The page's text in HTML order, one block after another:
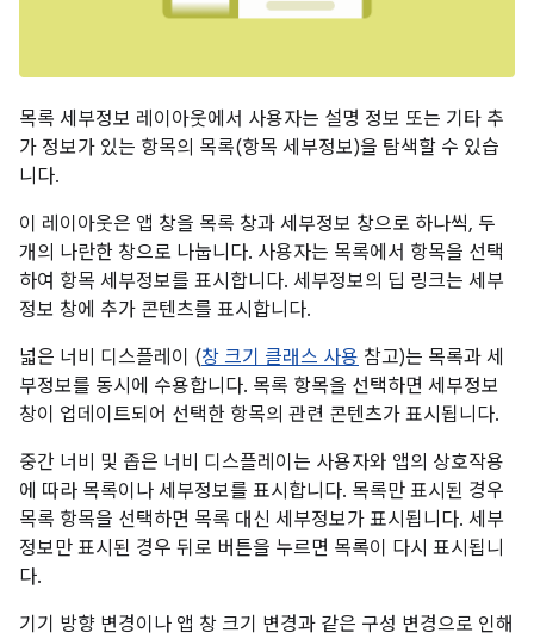
목록 세부정보 레이아웃에서 사용자는 설명 정보 또는 기타 추
가 정보가 있는 항목의 목록(항목 세부정보)을 탐색할 수 있습
니다.
이 레이아웃은 앱 창을 목록 창과 세부정보 창으로 하나씩, 두
개의 나란한 창으로 나눕니다. 사용자는 목록에서 항목을 선택
하여 항목 세부정보를 표시합니다. 세부정보의 딥 링크는 세부
정보 창에 추가 콘텐츠를 표시합니다.
넓은 너비 디스플레이 (창 크기 클래스 사용 참고)는 목록과 세
부정보를 동시에 수용합니다. 목록 항목을 선택하면 세부정보
창이 업데이트되어 선택한 항목의 관련 콘텐츠가 표시됩니다.
중간 너비 및 좁은 너비 디스플레이는 사용자와 앱의 상호작용
에 따라 목록이나 세부정보를 표시합니다. 목록만 표시된 경우
목록 항목을 선택하면 목록 대신 세부정보가 표시됩니다. 세부
정보만 표시된 경우 뒤로 버튼을 누르면 목록이 다시 표시됩니
다.
기기 방향 변경이나 앱 창 크기 변경과 같은 구성 변경으로 인해